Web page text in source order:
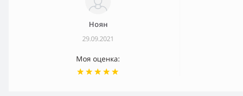
Ноян
29.09.2021
Моя оценка: